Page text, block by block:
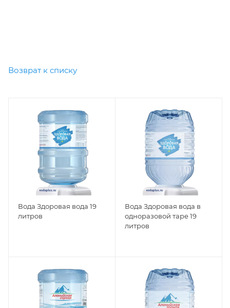
Возврат к списку
Вода Здоровая вода 19
литров
Вода Здоровая вода в
одноразовой таре 19
литров